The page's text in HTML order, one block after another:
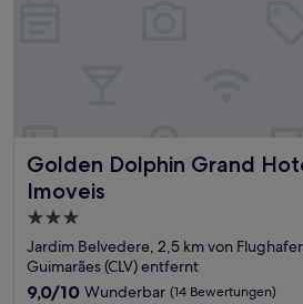
Golden Dolphin Grand
Imoveis
Golden Dolphin Grand Hotel via
3.0-
Sterne-
Unterkunft
Jardim Belvedere, 2,5 km von
Guimarães (CLV) entfernt
9.0
9,0/10 Wunderbar (14 Bewertungen)